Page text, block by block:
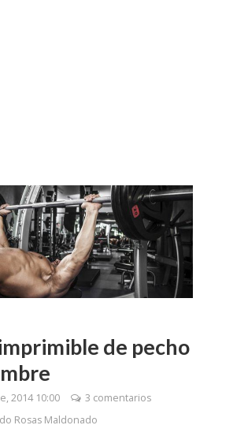
de pecho
2014 10:00
3 comentarios
Rosas Maldonado